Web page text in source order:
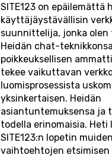
SITE123 on epäilemättä
käyttäjäystävällisin
suunnittelija, jonka olen
Heidän chat-
poikkeuksellisen
tekee vaikuttavan
luomisprosessista
yksinkertaisen. Heidän
asiantuntemuksensa ja
todella erinomaisia.
SITE123:n lopetin muiden
vaihtoehtojen etsimisen